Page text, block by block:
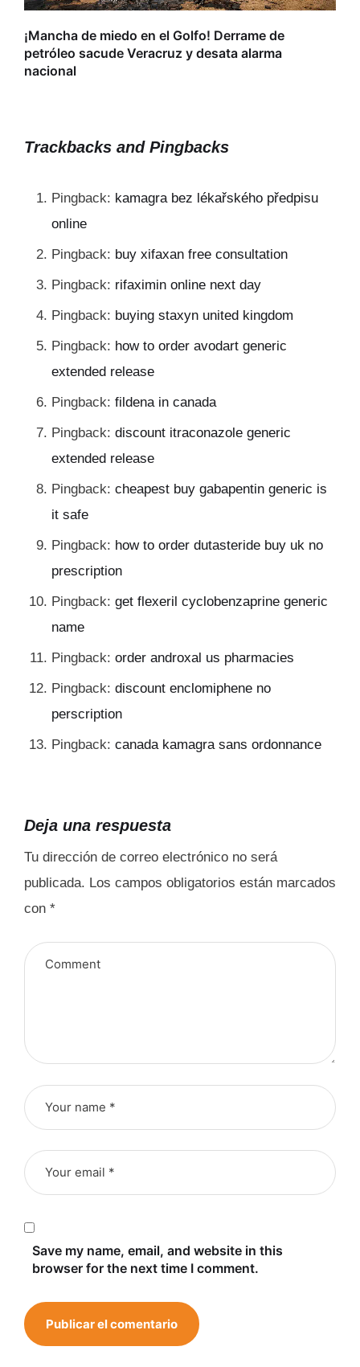
¡Mancha de miedo en el Golfo! Derrame de
petróleo sacude Veracruz y desata alarma
nacional
Trackbacks and Pingbacks
Pingback: kamagra bez lékařského předpisu
online
Pingback: buy xifaxan free consultation
Pingback: rifaximin online next day
Pingback: buying staxyn united kingdom
Pingback: how to order avodart generic
extended release
Pingback: fildena in canada
Pingback: discount itraconazole generic
extended release
Pingback: cheapest buy gabapentin generic is
it safe
Pingback: how to order dutasteride buy uk no
prescription
Pingback: get flexeril cyclobenzaprine generic
name
Pingback: order androxal us pharmacies
Pingback: discount enclomiphene no
perscription
Pingback: canada kamagra sans ordonnance
Deja una respuesta
Tu dirección de correo electrónico no será
publicada. Los campos obligatorios están marcados
con *
Save my name, email, and website in this
browser for the next time I comment.